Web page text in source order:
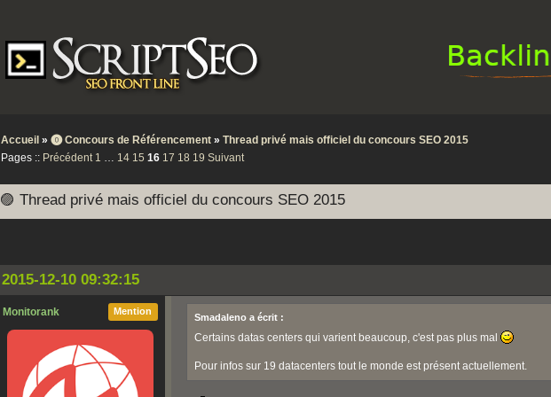
Accueil » ⓿ Concours de Référencement » Thread privé mais officiel du concours SEO 2015
Pages :: Précédent 1 … 14 15 16 17 18 19 Suivant
🟣 Thread privé mais officiel du concours SEO 2015
2015-12-10 09:32:15
Mention
Monitorank Smadaleno a écrit :
Certains datas centers qui varient beaucoup, c'est pas plus mal
Pour infos sur 19 datacenters tout le monde est présent actuellement.